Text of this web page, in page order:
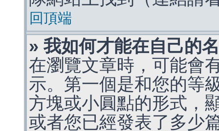
回頂端
» 我如何才能在自己的
在瀏覽文章時，可能會
示。第一個是和您的等
方塊或小圓點的形式，
或者您已經發表了多少